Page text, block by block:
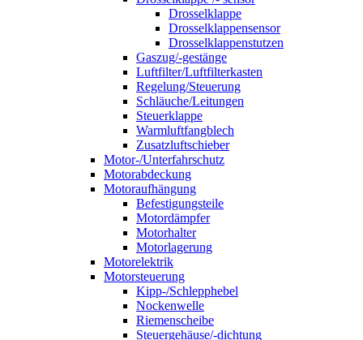
Drosselklappe
Drosselklappensensor
Drosselklappenstutzen
Gaszug/-gestänge
Luftfilter/Luftfilterkasten
Regelung/Steuerung
Schläuche/Leitungen
Steuerklappe
Warmluftfangblech
Zusatzluftschieber
Motor-/Unterfahrschutz
Motorabdeckung
Motoraufhängung
Befestigungsteile
Motordämpfer
Motorhalter
Motorlagerung
Motorelektrik
Motorsteuerung
Kipp-/Schlepphebel
Nockenwelle
Riemenscheibe
Steuergehäuse/-dichtung